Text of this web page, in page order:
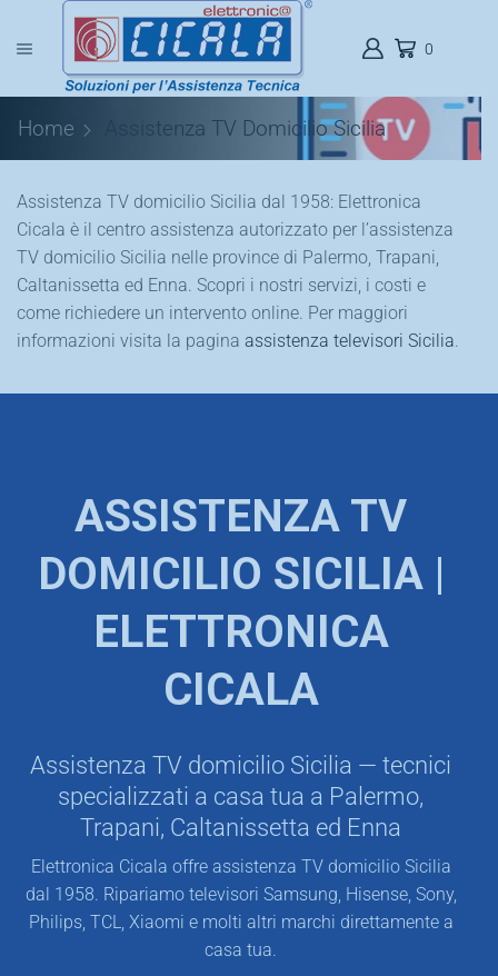
0
Home Assistenza TV Domicilio Sicilia
Assistenza TV domicilio Sicilia dal 1958: Elettronica
Cicala è il centro assistenza autorizzato per l’assistenza
TV domicilio Sicilia nelle province di Palermo, Trapani,
Caltanissetta ed Enna. Scopri i nostri servizi, i costi e
come richiedere un intervento online. Per maggiori
informazioni visita la pagina assistenza televisori Sicilia.
ASSISTENZA TV
DOMICILIO SICILIA |
ELETTRONICA
CICALA
Assistenza TV domicilio Sicilia — tecnici
specializzati a casa tua a Palermo,
Trapani, Caltanissetta ed Enna
Elettronica Cicala offre assistenza TV domicilio Sicilia
dal 1958. Ripariamo televisori Samsung, Hisense, Sony,
Philips, TCL, Xiaomi e molti altri marchi direttamente a
casa tua.